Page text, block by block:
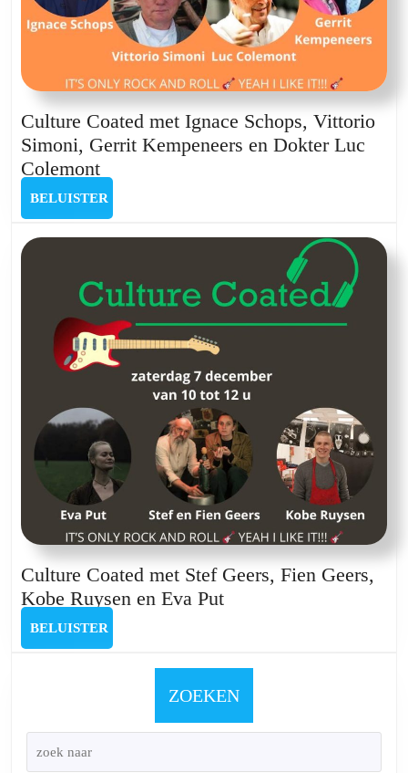
Culture Coated met Ignace Schops, Vittorio
Simoni, Gerrit Kempeneers en Dokter Luc
ColemontCulture
Coated
met
Ignace
Vittorio
Simoni,
Gerrit
Kempeneers
Dokter
Luc
Colemont
BELUISTER
Culture Coated met Stef Geers, Fien Geers,
Kobe Ruysen en Eva PutCulture
Stef
Geers,
Geers,
BELUISTER
ZOEKEN